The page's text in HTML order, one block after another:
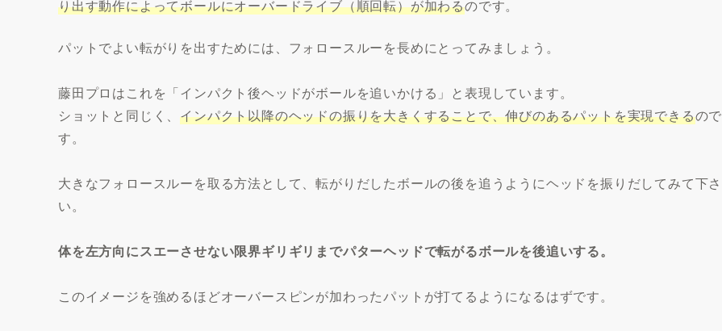
り出す動作によってボールにオーバードライブ（順回転）が加わるのです。
パットでよい転がりを出すためには、フォロースルーを長めにとってみましょう。
藤田プロはこれを「インパクト後ヘッドがボールを追いかける」と表現しています。
ショットと同じく、インパクト以降のヘッドの振りを大きくすることで、伸びのあるパットを実現できるので
す。
大きなフォロースルーを取る方法として、転がりだしたボールの後を追うようにヘッドを振りだしてみて下さ
い。
体を左方向にスエーさせない限界ギリギリまでパターヘッドで転がるボールを後追いする。
このイメージを強めるほどオーバースピンが加わったパットが打てるようになるはずです。